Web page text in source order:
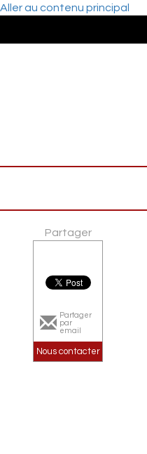
Aller au contenu principal
Partager
Partager
par
email
Nous contacter